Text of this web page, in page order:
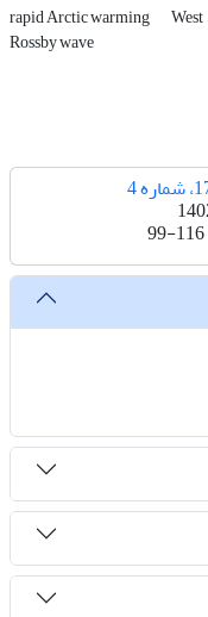
rapid Arctic warming West
Rossby wave
99-116